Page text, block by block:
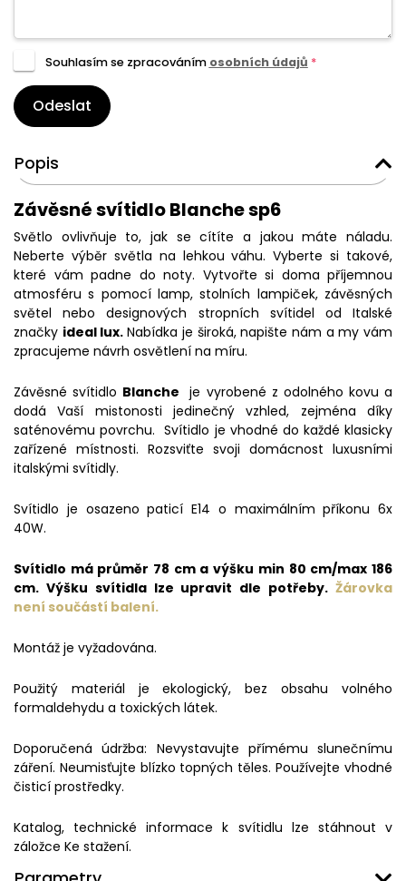
Souhlasím se zpracováním osobních údajů *
Odeslat
Popis
Závěsné svítidlo Blanche sp6
Světlo ovlivňuje to, jak se cítíte a jakou máte náladu.
Neberte výběr světla na lehkou váhu. Vyberte si takové,
které vám padne do noty. Vytvořte si doma příjemnou
atmosféru s pomocí lamp, stolních lampiček, závěsných
světel nebo designových stropních svítidel od Italské
značky ideal lux.Nabídka je široká, napište nám a my vám
zpracujeme návrh osvětlení na míru.
Závěsné svítidlo Blanche je vyrobené z odolného kovu a
dodá Vaší mistonosti jedinečný vzhled, zejména díky
saténovému povrchu. Svítidlo je vhodné do každé klasicky
zařízené místnosti. Rozsviťte svoji domácnost luxusními
italskými svítidly.
Svítidlo je osazeno paticí E14 o maximálním příkonu 6x
40W.
Svítidlo má průměr 78 cm a výšku min 80 cm/max 186
cm. Výšku svítidla lze upravit dle potřeby. Žárovka
není součástí balení.
Montáž je vyžadována.
Použitý materiál je ekologický, bez obsahu volného
formaldehydu a toxických látek.
Doporučená údržba: Nevystavujte přímému slunečnímu
záření. Neumisťujte blízko topných těles. Používejte vhodné
čisticí prostředky.
Katalog, technické informace k svítidlu lze stáhnout v
záložce Ke stažení.